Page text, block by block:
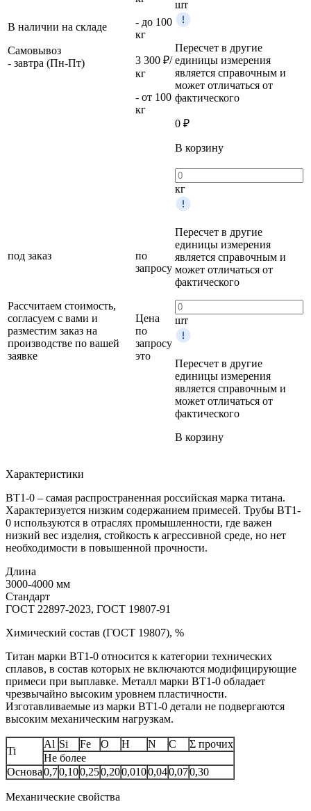
В наличии на складе
Самовывоз
- завтра (Пн-Пт)
- до 100
кг
3 300 ₽/
кг
- от 100
кг
шт
Пересчет в другие
единицы измерения
является справочным и
может отличаться от
фактического
0 ₽
В корзину
под заказ
Рассчитаем стоимость,
согласуем с вами и
разместим заказ на
производстве по вашей
заявке
по
запросу
Цена
по
запросу
это
кг
Пересчет в другие
единицы измерения
является справочным и
может отличаться от
фактического
шт
Пересчет в другие
единицы измерения
является справочным и
может отличаться от
фактического
В корзину
Характеристики
ВТ1-0 – самая распространенная российская марка титана.
Характеризуется низким содержанием примесей. Трубы ВТ1-
0 используются в отраслях промышленности, где важен
низкий вес изделия, стойкость к агрессивной среде, но нет
необходимости в повышенной прочности.
Длина
3000-4000 мм
Стандарт
ГОСТ 22897-2023, ГОСТ 19807-91
Химический состав (ГОСТ 19807), %
Титан марки BT1-0 относится к категории технических
сплавов, в состав которых не включаются модифицирующие
примеси при выплавке. Металл марки ВТ1‑0 обладает
чрезвычайно высоким уровнем пластичности.
Изготавливаемые из марки ВТ1‑0 детали не подвергаются
высоким механическим нагрузкам.
Ti
Al Si Fe O H N C
Σ прочих
Не более
Основа0,70,100,250,200,0100,040,070,30
Механические свойства